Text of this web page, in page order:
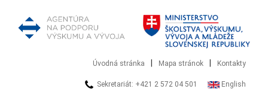
Úvodná stránka Mapa stránok Kontakty
Sekretariát: +421 2 572 04 501 English